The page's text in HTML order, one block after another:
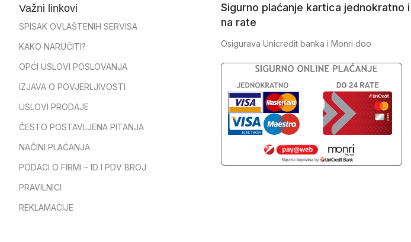
Važni linkovi
SPISAK OVLAŠTENIH SERVISA
KAKO NARUČITI?
OPĆI USLOVI POSLOVANJA
IZJAVA O POVJERLJIVOSTI
USLOVI PRODAJE
ČESTO POSTAVLJENA PITANJA
NAČINI PLAĆANJA
PODACI O FIRMI – ID I PDV BROJ
PRAVILNICI
REKLAMACIJE
Sigurno plaćanje kartica jednokratno i
na rate
Osigurava Unicredit banka i Monri doo